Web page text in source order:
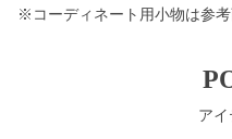
※コーディネート用小物は参考
ア